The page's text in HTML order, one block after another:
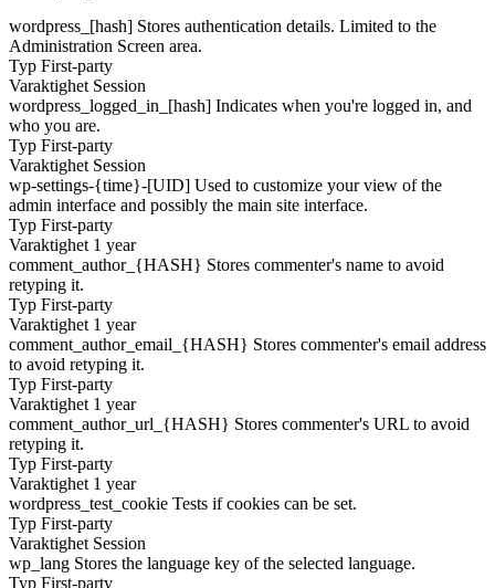
wordpress_[hash] Stores authentication details. Limited to the
Administration Screen area.
Typ First-party
Varaktighet Session
wordpress_logged_in_[hash] Indicates when you're logged in, and
who you are.
Typ First-party
Varaktighet Session
wp-settings-{time}-[UID] Used to customize your view of the
admin interface and possibly the main site interface.
Typ First-party
Varaktighet 1 year
comment_author_{HASH} Stores commenter's name to avoid
retyping it.
Typ First-party
Varaktighet 1 year
comment_author_email_{HASH} Stores commenter's email address
to avoid retyping it.
Typ First-party
Varaktighet 1 year
comment_author_url_{HASH} Stores commenter's URL to avoid
retyping it.
Typ First-party
Varaktighet 1 year
wordpress_test_cookie Tests if cookies can be set.
Typ First-party
Varaktighet Session
wp_lang Stores the language key of the selected language.
Typ First-party